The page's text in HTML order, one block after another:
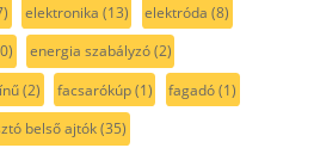
elektronika (13) elektróda (8)
energia szabályzó(2)
(2) facsarókúp(1) fagadó(1)
belső ajtók(35)